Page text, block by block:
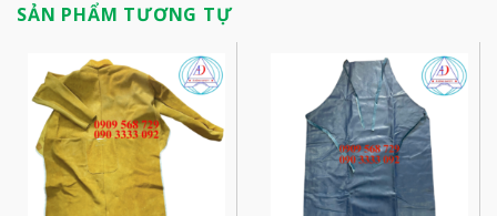
SẢN PHẨM TƯƠNG TỰ